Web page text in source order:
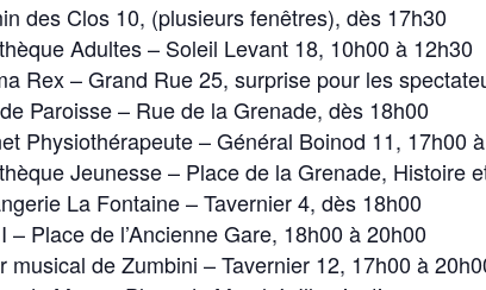
des Clos 10, (plusieurs fenêtres), dès 17h30
Adultes – Soleil Levant 18, 10h00 à 12h30
Rex – Grand Rue 25, surprise pour les
Paroisse – Rue de la Grenade, dès 18h00
Physiothérapeute – Général Boinod 11, 17h00
Jeunesse – Place de la Grenade, Histoire
La Fontaine – Tavernier 4, dès 18h00
– Place de l’Ancienne Gare, 18h00 à 20h00
musical de Zumbini – Tavernier 12, 17h00 à